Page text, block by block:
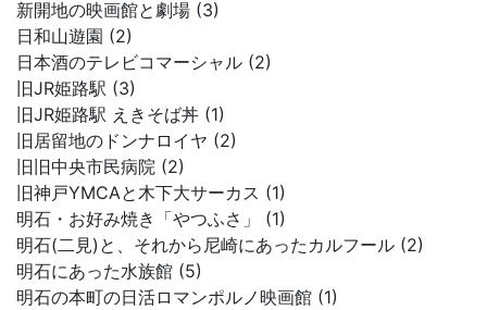
新開地の映画館と劇場 (3)
日和山遊園 (2)
日本酒のテレビコマーシャル (2)
旧JR姫路駅 (3)
旧JR姫路駅 えきそば丼 (1)
旧居留地のドンナロイヤ (2)
旧旧中央市民病院 (2)
旧神戸YMCAと木下大サーカス (1)
明石・お好み焼き「やつふさ」 (1)
明石(二見)と、それから尼崎にあったカルフール (2)
明石にあった水族館 (5)
明石の本町の日活ロマンポルノ映画館 (1)